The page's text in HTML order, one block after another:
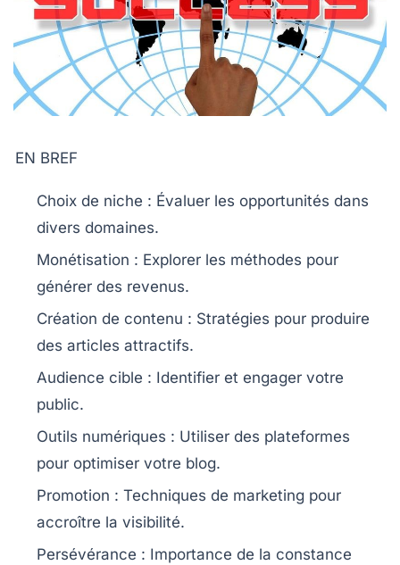
EN BREF
Choix de niche : Évaluer les opportunités dans
divers domaines.
Monétisation : Explorer les méthodes pour
générer des revenus.
Création de contenu : Stratégies pour produire
des articles attractifs.
Audience cible : Identifier et engager votre
public.
Outils numériques : Utiliser des plateformes
pour optimiser votre blog.
Promotion : Techniques de marketing pour
accroître la visibilité.
Persévérance : Importance de la constance